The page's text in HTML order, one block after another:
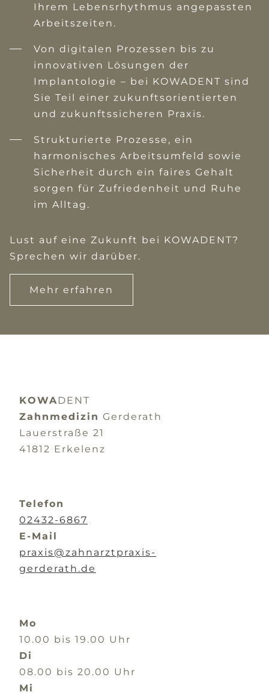
Ihrem Lebensrhythmus angepassten
Arbeitszeiten.
Von digitalen Prozessen bis zu
innovativen Lösungen der
Implantologie – bei KOWADENT sind
Sie Teil einer zukunftsorientierten
und zukunftssicheren Praxis.
Strukturierte Prozesse, ein
harmonisches Arbeitsumfeld sowie
Sicherheit durch ein faires Gehalt
sorgen für Zufriedenheit und Ruhe
im Alltag.
Lust auf eine Zukunft bei KOWADENT?
Sprechen wir darüber.
Mehr erfahren
KOWADENT
Zahnmedizin Gerderath
Lauerstraße 21
41812 Erkelenz
Telefon
02432-6867
E-Mail
praxis@zahnarztpraxis-
gerderath.de
Mo
10.00 bis 19.00 Uhr
Di
08.00 bis 20.00 Uhr
Mi